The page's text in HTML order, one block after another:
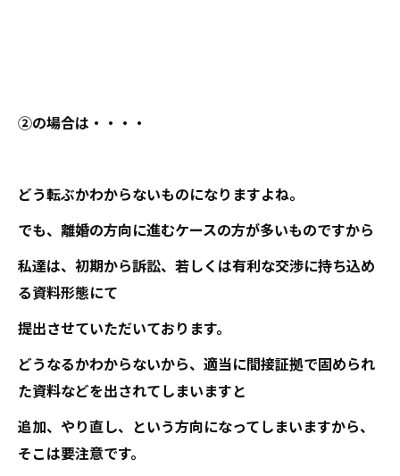
②の場合は・・・・
どう転ぶかわからないものになりますよね。
でも、離婚の方向に進むケースの方が多いものですから
私達は、初期から訴訟、若しくは有利な交渉に持ち込め
る資料形態にて
提出させていただいております。
どうなるかわからないから、適当に間接証拠で固められ
た資料などを出されてしまいますと
追加、やり直し、という方向になってしまいますから、
そこは要注意です。